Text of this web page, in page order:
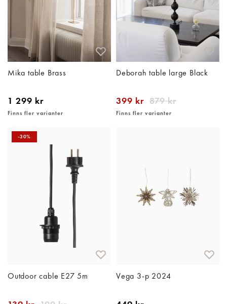
Mika table Brass
1 299 kr
Finns fler varianter
Deborah table large Black
399 kr 879 kr
Finns fler varianter
-30%
Outdoor cable E27 5m Vega 3-p 2024